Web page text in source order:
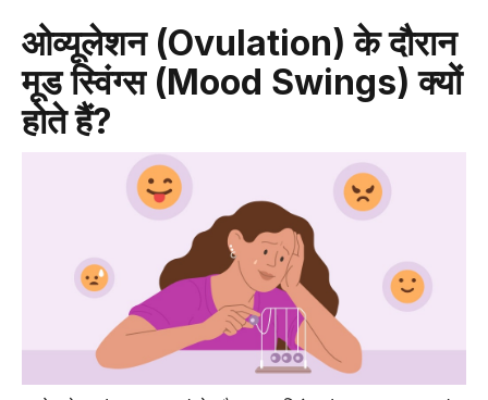
ओव्यूलेशन (Ovulation) के दौरान
मूड स्विंग्स (Mood Swings) क्यों
होते हैं?